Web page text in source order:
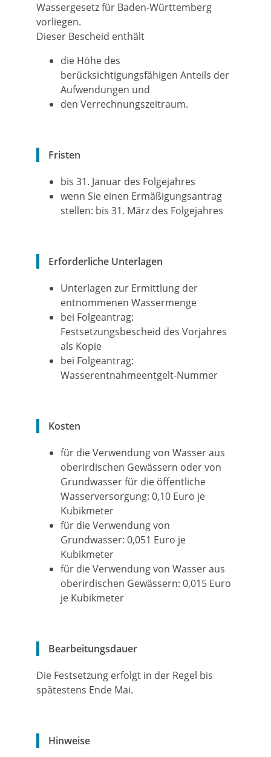
Wassergesetz für Baden-Württemberg
vorliegen.
Dieser Bescheid enthält
die Höhe des
berücksichtigungsfähigen Anteils der
Aufwendungen und
den Verrechnungszeitraum.
Fristen
bis 31. Januar des Folgejahres
wenn Sie einen Ermäßigungsantrag
stellen: bis 31. März des Folgejahres
Erforderliche Unterlagen
Unterlagen zur Ermittlung der
entnommenen Wassermenge
bei Folgeantrag:
Festsetzungsbescheid des Vorjahres
als Kopie
bei Folgeantrag:
Wasserentnahmeentgelt-Nummer
Kosten
für die Verwendung von Wasser aus
oberirdischen Gewässern oder von
Grundwasser für die öffentliche
Wasserversorgung: 0,10 Euro je
Kubikmeter
für die Verwendung von
Grundwasser: 0,051 Euro je
Kubikmeter
für die Verwendung von Wasser aus
oberirdischen Gewässern: 0,015 Euro
je Kubikmeter
Bearbeitungsdauer
Die Festsetzung erfolgt in der Regel bis
spätestens Ende Mai.
Hinweise